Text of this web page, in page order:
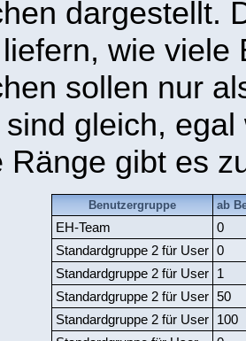
dargestellt.
wie
sollen nur
gleich,
Ränge gibt es
Benutzergruppe ab
EH-Team
0
Standardgruppe 2 für User 0
Standardgruppe 2 für User
1
Standardgruppe 2 für User 50
Standardgruppe 2 für User
100